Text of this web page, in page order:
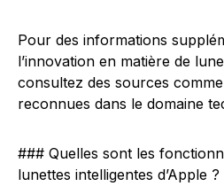
Pour des informations
l’innovation en matière de
consultez des sources comme
reconnues dans le domaine
### Quelles sont les
lunettes intelligentes d’Apple ?